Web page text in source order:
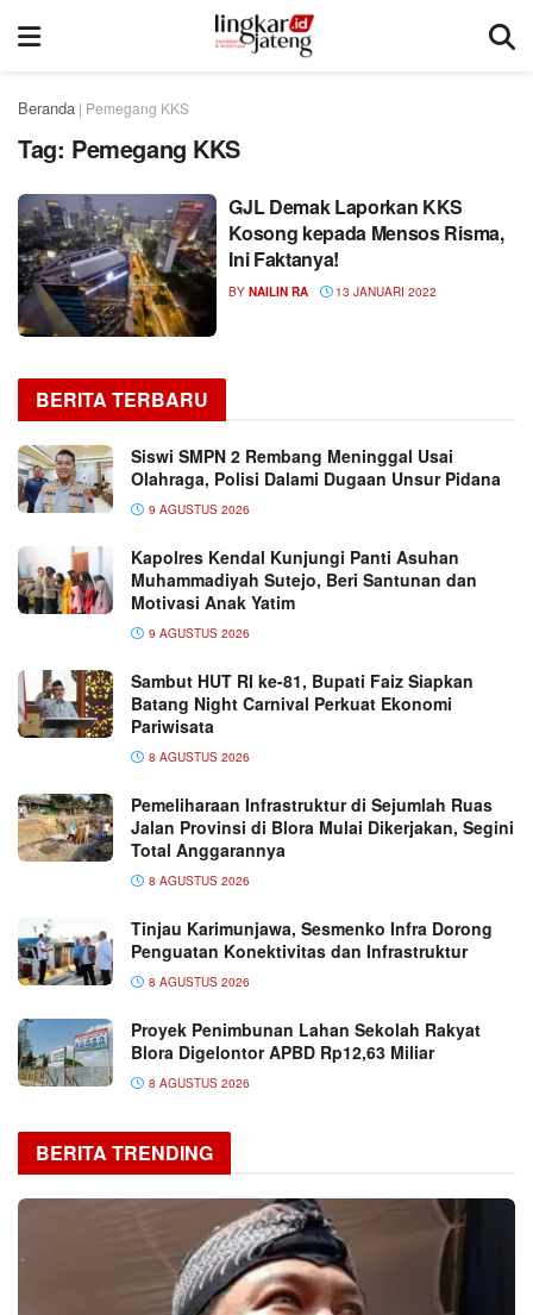
Beranda | Pemegang KKS
Tag: Pemegang KKS
GJL Demak Laporkan KKS
Kosong kepada Mensos Risma,
Ini Faktanya!
BY NAILIN RA 13 JANUARI 2022
BERITA TERBARU
Siswi SMPN 2 Rembang Meninggal Usai
Olahraga, Polisi Dalami Dugaan Unsur Pidana
9 AGUSTUS 2026
Kapolres Kendal Kunjungi Panti Asuhan
Muhammadiyah Sutejo, Beri Santunan dan
Motivasi Anak Yatim
9 AGUSTUS 2026
Sambut HUT RI ke-81, Bupati Faiz Siapkan
Batang Night Carnival Perkuat Ekonomi
Pariwisata
8 AGUSTUS 2026
Pemeliharaan Infrastruktur di Sejumlah Ruas
Jalan Provinsi di Blora Mulai Dikerjakan, Segini
Total Anggarannya
8 AGUSTUS 2026
Tinjau Karimunjawa, Sesmenko Infra Dorong
Penguatan Konektivitas dan Infrastruktur
8 AGUSTUS 2026
Proyek Penimbunan Lahan Sekolah Rakyat
Blora Digelontor APBD Rp12,63 Miliar
8 AGUSTUS 2026
BERITA TRENDING